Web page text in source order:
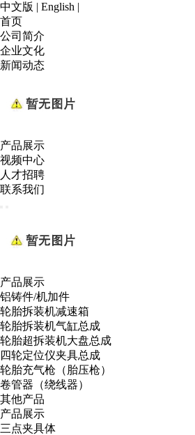
中文版 | English |
首页
公司简介
企业文化
新闻动态
产品展示
视频中心
人才招聘
联系我们
产品展示
铝铸件/机加件
轮胎拆装机减速箱
轮胎拆装机气缸总成
轮胎超拆装机大盘总成
四轮定位仪夹具总成
轮胎充气枪（胎压枪）
卷管器（绕线器）
其他产品
产品展示
三点夹具体